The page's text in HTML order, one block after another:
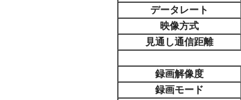
データレート
映像方式
見通し通信距離
録画解像度
録画モード